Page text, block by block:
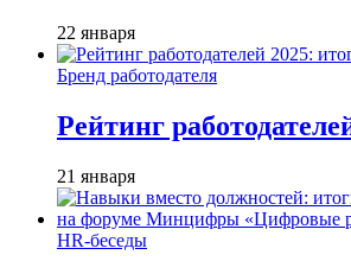
22 января
Бренд работодателя
Рейтинг
21 января
HR-беседы